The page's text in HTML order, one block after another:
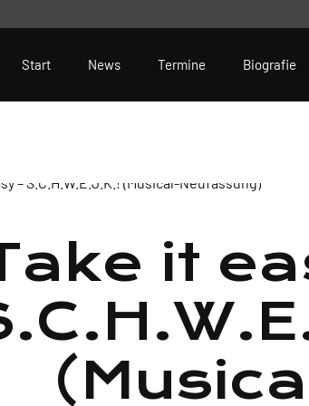
Start News Termine Biografie
it